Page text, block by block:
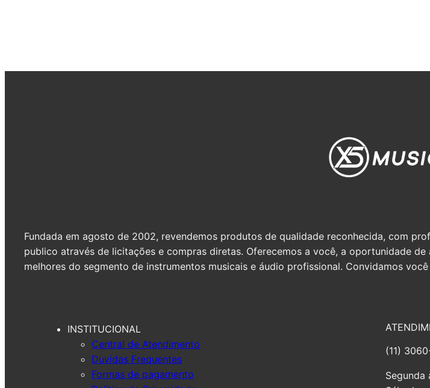
Fundada em agosto de 2002, revendemos produtos de qualidade reconhecida, com
publico através de licitações e compras diretas. Oferecemos a você, a oportunidade
melhores do segmento de instrumentos musicais e áudio profissional. Convidamos
INSTITUCIONAL
Central de Atendimento
Duvidas Frequentes
Formas de pagamento
(11)
Segunda